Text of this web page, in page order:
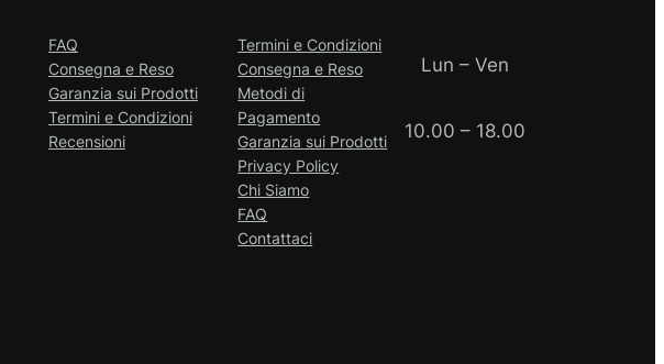
FAQ
Consegna e Reso
Garanzia sui Prodotti
Termini e Condizioni
Recensioni
Termini e Condizioni
Consegna e Reso
Metodi di
Pagamento
Garanzia sui Prodotti
Privacy Policy
Chi Siamo
FAQ
Contattaci
Lun – Ven
10.00 – 18.00